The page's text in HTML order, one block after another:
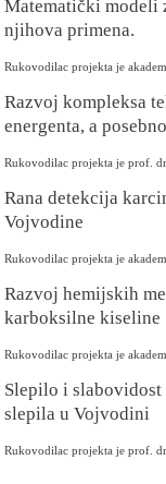
Matematički modeli
njihova primena.
Rukovodilac projekta je
Razvoj kompleksa
energenta, a
Rukovodilac projekta je prof. dr
Rana detekcija
Vojvodine
Rukovodilac projekta je
Razvoj hemijskih
karboksilne kiseline
Rukovodilac projekta je
Slepilo i
slepila u Vojvodini
Rukovodilac projekta je prof. dr.